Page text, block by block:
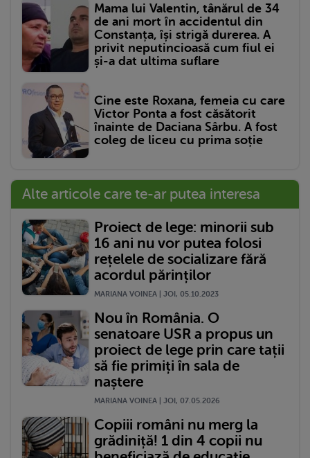
Mama lui Valentin, tânărul de 34
de ani mort în accidentul din
Constanța, își strigă durerea. A
privit neputincioasă cum fiul ei
și-a dat ultima suflare
Cine este Roxana, femeia cu care
Victor Ponta a fost căsătorit
înainte de Daciana Sârbu. A fost
coleg de liceu cu prima soție
Alte articole care te-ar putea interesa
Proiect de lege: minorii sub
16 ani nu vor putea folosi
rețelele de socializare fără
acordul părinților
MARIANA VOINEA | JOI, 05.10.2023
Nou în România. O
senatoare USR a propus un
proiect de lege prin care tații
să fie primiți în sala de
naștere
MARIANA VOINEA | JOI, 07.05.2026
Copiii români nu merg la
grădiniță! 1 din 4 copii nu